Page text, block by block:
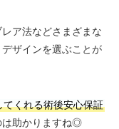
ア法などさまざまな
ザインを選ぶことが
くれる術後安心保証
は助かりますね◎